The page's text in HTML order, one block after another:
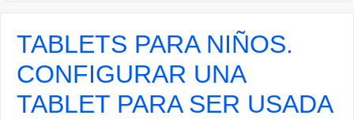
TABLETS PARA NIÑOS.
CONFIGURAR UNA
TABLET PARA SER USADA